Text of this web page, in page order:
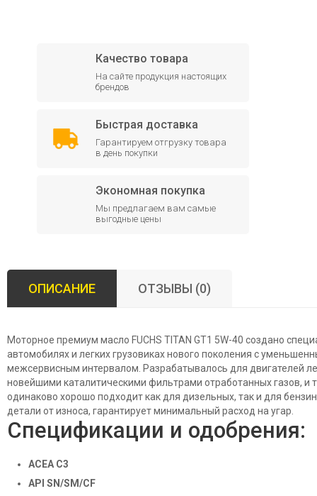
Качество товара
На сайте продукция настоящих
брендов
Быстрая доставка
Гарантируем отгрузку товара
в день покупки
Экономная покупка
Мы предлагаем вам самые
выгодные цены
ОПИСАНИЕ ОТЗЫВЫ (0)
Моторное премиум масло FUCHS TITAN GT1 5W-40 создано
автомобилях и легких грузовиках нового поколения с
межсервисным интервалом. Разрабатывалось для двигателей
новейшими каталитическими фильтрами отработанных газов, и
одинаково хорошо подходит как для дизельных, так и для
детали от износа, гарантирует минимальный расход на угар.
Спецификации и одобрения:
ACEA C3
API SN/SM/CF